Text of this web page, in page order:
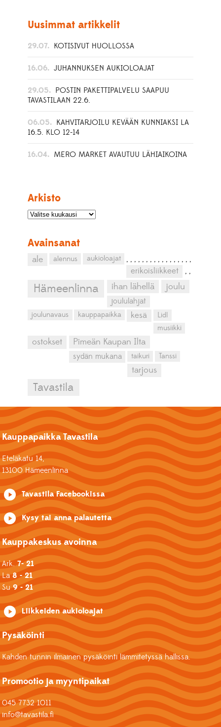
Uusimmat artikkelit
29.07. KOTISIVUT HUOLLOSSA
16.06. JUHANNUKSEN AUKIOLOAJAT
29.05. POSTIN PAKETTIPALVELU SAAPUU
TAVASTILAAN 22.6.
06.05. KAHVITARJOILU KEVÄÄN KUNNIAKSI LA
16.5. KLO 12-14
16.04. MERO MARKET AVAUTUU LÄHIAIKOINA
Arkisto
Avainsanat
ale ,
alennus ,
aukioloajat ,
erikoisliikkeet
,
Hämeenlinna
,
ihan lähellä
,
joulu
,
joululahjat
,
joulunavaus
,
kauppapaikka
,
kesä
,
Lidl
,
musiikki
,
ostokset
,
Pimeän Kaupan Ilta
,
sydän mukana
,
taikuri
,
Tanssi
,
tarjous
,
Tavastila
Kauppapaikka Tavastila
Eteläkatu 14,
13100 Hämeenlinna
Tavastila Facebookissa
Kysy tai anna palautetta
Kauppakeskus avoinna
Ark.7- 21
La8 - 21
Su9 - 21
Liikkeiden aukioloajat
Pysäköinti
Kahden tunnin ilmainen pysäköinti lämmitetyssä hallissa.
Promootio ja myyntipaikat
045 7732 1011
info@tavastila.fi